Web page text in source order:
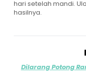
hari setelah mandi.
hasilnya.
Dilarang Potong